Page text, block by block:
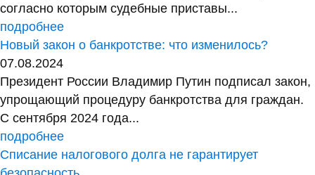
согласно которым судебные приставы...
подробнее
Новый закон о банкротстве: что изменилось?
07.08.2024
Президент России Владимир Путин подписал закон,
упрощающий процедуру банкротства для граждан.
С сентября 2024 года...
подробнее
Списание налогового долга не гарантирует